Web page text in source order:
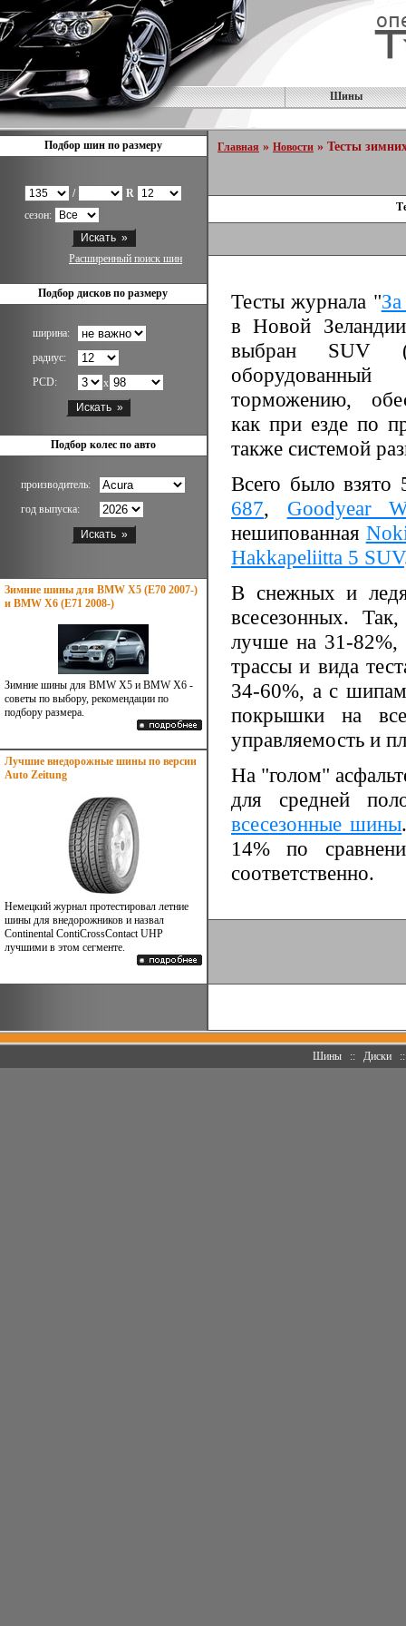
Шины
Подбор шин по размеру
/
R
сезон:
Расширенный поиск шин
Подбор дисков по размеру
ширина:
радиус:
PCD:
x
Подбор колес по авто
производитель:
год выпуска:
Зимние шины для BMW X5 (E70 2007-)
и BMW X6 (E71 2008-)
Зимние шины для BMW X5 и BMW X6 -
советы по выбору, рекомендации по
подбору размера.
Лучшие внедорожные шины по версии
Auto Zeitung
Немецкий журнал протестировал летние
шины для внедорожников и назвал
Continental ContiCrossContact UHP
лучшими в этом сегменте.
Главная » Новости » Тесты
Тесты журнала "
в Новой
выбран SUV
торможению,
как при езде по
также системой
Всего было
687, Goodyear
нешипованная
Hakkapeliitta 5 SUV
В снежных и
всесезонных.
лучше на 31-82%,
трассы и вида
34-60%, а с
покрышки на
управляемость и
На "голом"
для средней
всесезонные шины
14% по
соответственно.
Шины :: Диски